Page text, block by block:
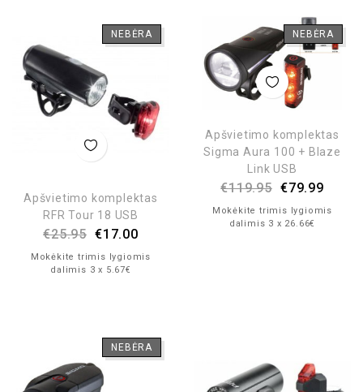
NEBĖRA
Apšvietimo komplektas
RFR Tour 18 USB
€25.95 €17.00
Mokėkite trimis lygiomis
dalimis 3 x 5.67€
NEBĖRA
Apšvietimo komplektas
Sigma Aura 100 + Blaze
Link USB
€119.95 €79.99
Mokėkite trimis lygiomis
dalimis 3 x 26.66€
NEBĖRA